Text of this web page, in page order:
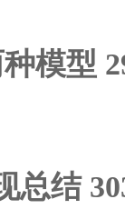
模型
总结